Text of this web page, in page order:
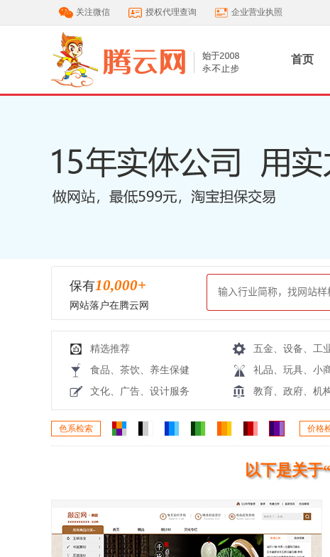
关注微信 授权代理查询 企业营业执照
首页
保有10,000+
网站落户在腾云网
精选推荐 五金、设备、工
食品、茶饮、养生保健
礼品、玩具、小
文化、广告、设计服务
教育、政府、机
色系检索 价格
以下是关于“